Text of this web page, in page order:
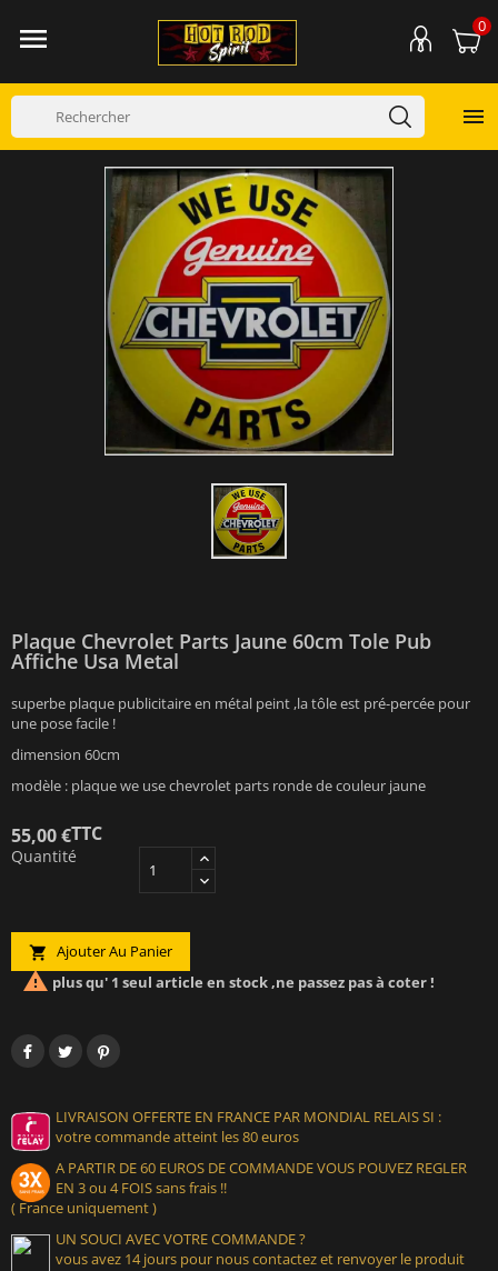
 0

Plaque Chevrolet Parts Jaune 60cm Tole Pub
Affiche Usa Metal
superbe plaque publicitaire en métal peint ,la tôle est pré-percée pour
une pose facile !
dimension 60cm
modèle : plaque we use chevrolet parts ronde de couleur jaune
55,00 €TTC
Quantité
 Ajouter Au Panier
 plus qu' 1 seul article en stock ,ne passez pas à coter !
LIVRAISON OFFERTE EN FRANCE PAR MONDIAL RELAIS SI :
votre commande atteint les 80 euros
A PARTIR DE 60 EUROS DE COMMANDE VOUS POUVEZ REGLER
EN 3 ou 4 FOIS sans frais !!
( France uniquement )
UN SOUCI AVEC VOTRE COMMANDE ?
vous avez 14 jours pour nous contactez et renvoyer le produit